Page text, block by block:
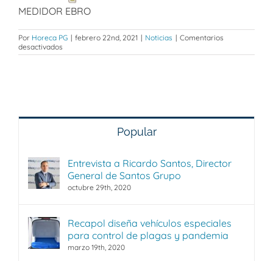
MEDIDOR EBRO
Por Horeca PG | febrero 22nd, 2021 | Noticias | Comentarios
desactivados
La
fritura
Popular
Entrevista a Ricardo Santos, Director
General de Santos Grupo
octubre 29th, 2020
Recapol diseña vehículos especiales
para control de plagas y pandemia
marzo 19th, 2020